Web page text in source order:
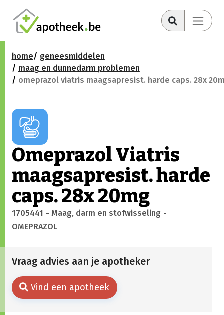
home
geneesmiddelen
maag en dunnedarm problemen
omeprazol viatris maagsapresist. harde caps. 28x
Omeprazol Viatris
maagsapresist. harde
caps. 28x 20mg
1705441 - Maag, darm en stofwisseling -
OMEPRAZOL
Vraag advies aan je apotheker
Vind een apotheek